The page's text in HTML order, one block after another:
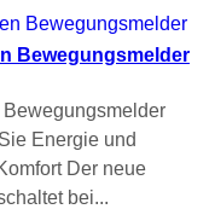
Bewegungsmelder
Energie und
Der neue
bei...